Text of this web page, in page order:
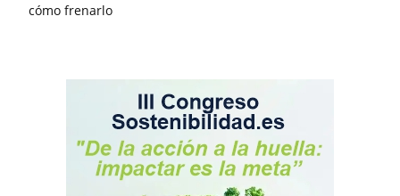
cómo frenarlo